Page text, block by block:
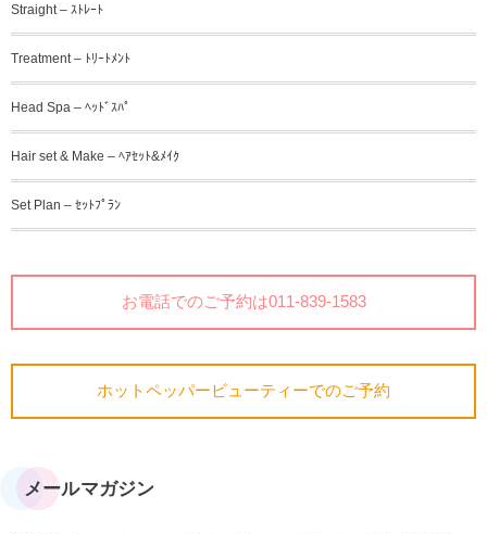
Straight – ｽﾄﾚｰﾄ
Treatment – ﾄﾘｰﾄﾒﾝﾄ
Head Spa – ﾍｯﾄﾞｽﾊﾟ
Hair set & Make – ﾍｱｾｯﾄ&ﾒｲｸ
Set Plan – ｾｯﾄﾌﾟﾗﾝ
お電話でのご予約は011-839-1583
ホットペッパービューティーでのご予約
メールマガジン